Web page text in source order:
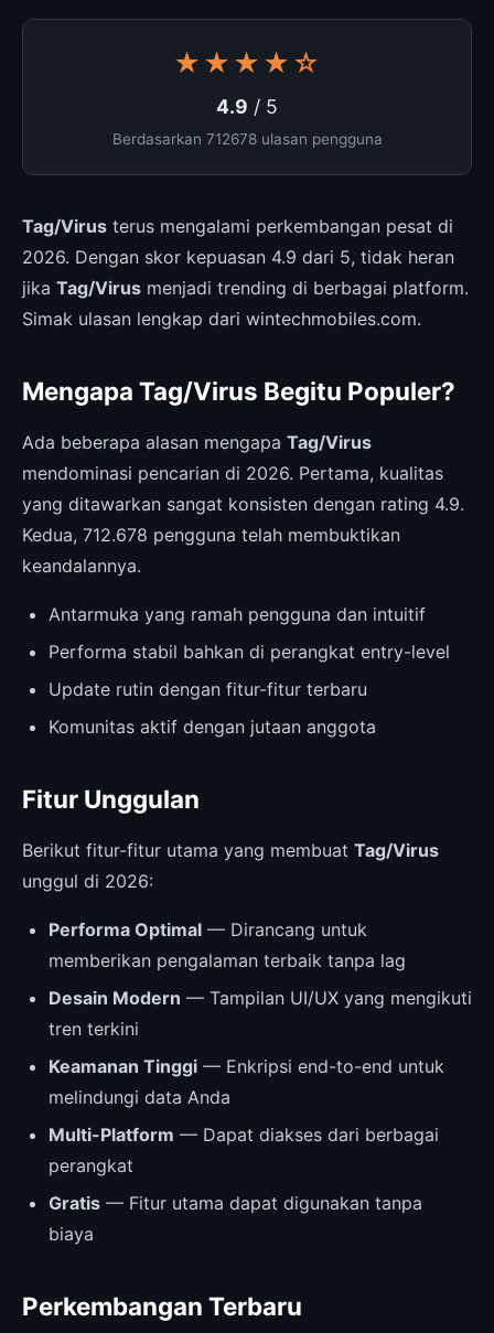
★★★★☆
4.9 / 5
Berdasarkan 712678 ulasan pengguna
Tag/Virus terus mengalami perkembangan pesat di
2026. Dengan skor kepuasan 4.9 dari 5, tidak heran
jika Tag/Virus menjadi trending di berbagai platform.
Simak ulasan lengkap dari wintechmobiles.com.
Mengapa Tag/Virus Begitu Populer?
Ada beberapa alasan mengapa Tag/Virus
mendominasi pencarian di 2026. Pertama, kualitas
yang ditawarkan sangat konsisten dengan rating 4.9.
Kedua, 712.678 pengguna telah membuktikan
keandalannya.
Antarmuka yang ramah pengguna dan intuitif
Performa stabil bahkan di perangkat entry-level
Update rutin dengan fitur-fitur terbaru
Komunitas aktif dengan jutaan anggota
Fitur Unggulan
Berikut fitur-fitur utama yang membuat Tag/Virus
unggul di 2026:
Performa Optimal — Dirancang untuk
memberikan pengalaman terbaik tanpa lag
Desain Modern — Tampilan UI/UX yang mengikuti
tren terkini
Keamanan Tinggi — Enkripsi end-to-end untuk
melindungi data Anda
Multi-Platform — Dapat diakses dari berbagai
perangkat
Gratis — Fitur utama dapat digunakan tanpa
biaya
Perkembangan Terbaru